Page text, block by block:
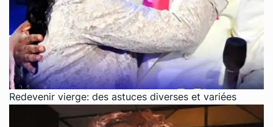
Redevenir vierge: des astuces diverses et variées